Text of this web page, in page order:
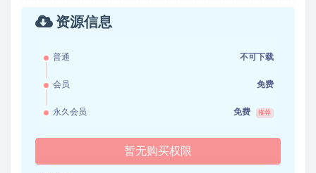
资源信息
普通 不可下载
会员 免费
永久会员 免费 推荐
暂无购买权限